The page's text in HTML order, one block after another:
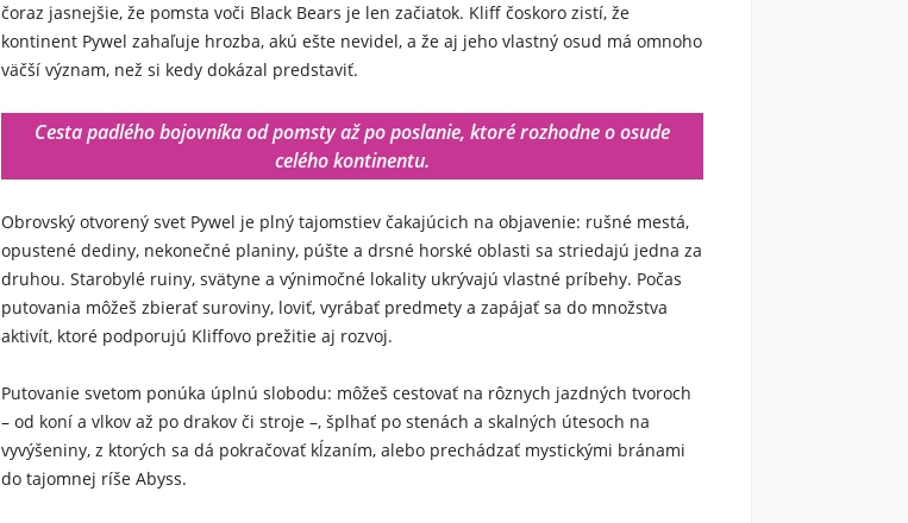
čoraz jasnejšie, že pomsta voči Black Bears je len začiatok. Kliff čoskoro zistí, že
kontinent Pywel zahaľuje hrozba, akú ešte nevidel, a že aj jeho vlastný osud má omnoho
väčší význam, než si kedy dokázal predstaviť.
Cesta padlého bojovníka od pomsty až po poslanie, ktoré rozhodne o osude
celého kontinentu.
Obrovský otvorený svet Pywel je plný tajomstiev čakajúcich na objavenie: rušné mestá,
opustené dediny, nekonečné planiny, púšte a drsné horské oblasti sa striedajú jedna za
druhou. Starobylé ruiny, svätyne a výnimočné lokality ukrývajú vlastné príbehy. Počas
putovania môžeš zbierať suroviny, loviť, vyrábať predmety a zapájať sa do množstva
aktivít, ktoré podporujú Kliffovo prežitie aj rozvoj.
Putovanie svetom ponúka úplnú slobodu: môžeš cestovať na rôznych jazdných tvoroch
– od koní a vlkov až po drakov či stroje –, šplhať po stenách a skalných útesoch na
vyvýšeniny, z ktorých sa dá pokračovať kĺzaním, alebo prechádzať mystickými bránami
do tajomnej ríše Abyss.